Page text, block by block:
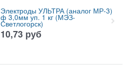
Электроды УЛЬТРА (аналог МР-3)
ф 3,0мм уп. 1 кг (МЭЗ-
Светлогорск)
10,73 руб